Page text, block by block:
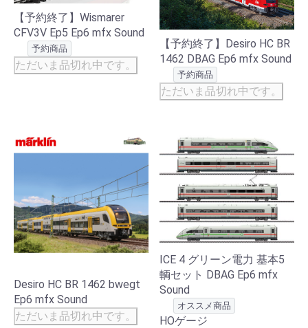
【予約終了】Wismarer
CFV3V Ep5 Ep6 mfx Sound
予約商品
ただいま品切れ中です。
【予約終了】Desiro HC BR
1462 DBAG Ep6 mfx Sound
予約商品
ただいま品切れ中です。
Desiro HC BR 1462 bwegt
Ep6 mfx Sound
ただいま品切れ中です。
ICE 4 グリーン電力 基本5
輌セット DBAG Ep6 mfx
Sound
オススメ商品
HOゲージ